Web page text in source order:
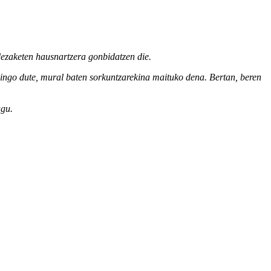
hausnartzera gonbidatzen die.
dute , mural baten sorkuntzarekina maituko dena. Bertan, beren
.